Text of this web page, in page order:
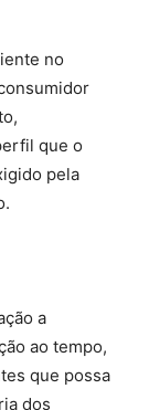
no
que o
pela
a
ao tempo,
que possa
dos